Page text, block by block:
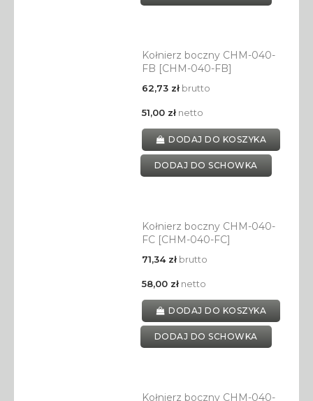
Kołnierz boczny CHM-040-
FB [CHM-040-FB]
62,73 złbrutto
51,00 złnetto
DODAJ DO KOSZYKA
DODAJ DO SCHOWKA
Kołnierz boczny CHM-040-
FC [CHM-040-FC]
71,34 złbrutto
58,00 złnetto
DODAJ DO KOSZYKA
DODAJ DO SCHOWKA
Kołnierz boczny CHM-040-